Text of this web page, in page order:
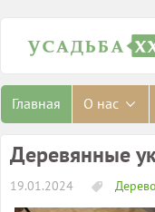
Главная О нас
Деревянные
19.01.2024